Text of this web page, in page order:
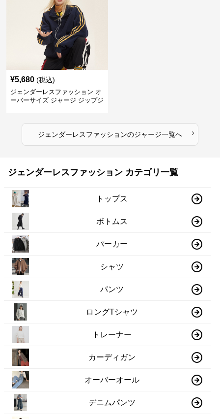
¥5,680 (税込)
ジェンダーレスファッション オ
ーバーサイズ ジャージ ジップジ
ジェンダーレスファッションのジャージ一覧へ ›
ジェンダーレスファッション カテゴリ一覧
トップス
ボトムス
パーカー
シャツ
パンツ
ロングTシャツ
トレーナー
カーディガン
オーバーオール
デニムパンツ